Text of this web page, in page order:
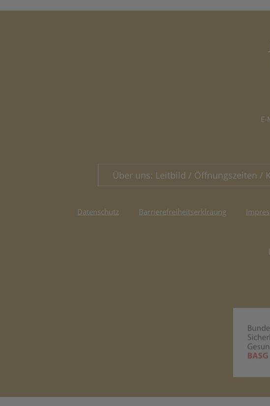
E-
Über uns: Leitbild / Öffnungszeiten /
Datenschutz Barrierefreiheitserklräung